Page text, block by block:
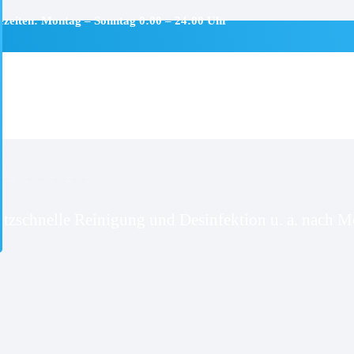
Montag – Sonntag 0:00 – 24:00 Uhr
Reinigung und Desinfektion u. a. nach